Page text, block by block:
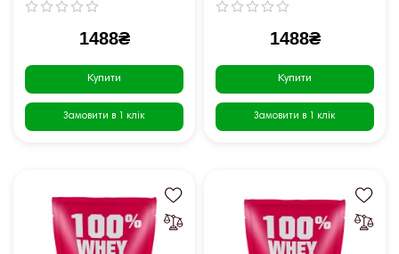
1488₴
Купити
Замовити в 1 клік
1488₴
Купити
Замовити в 1 клік